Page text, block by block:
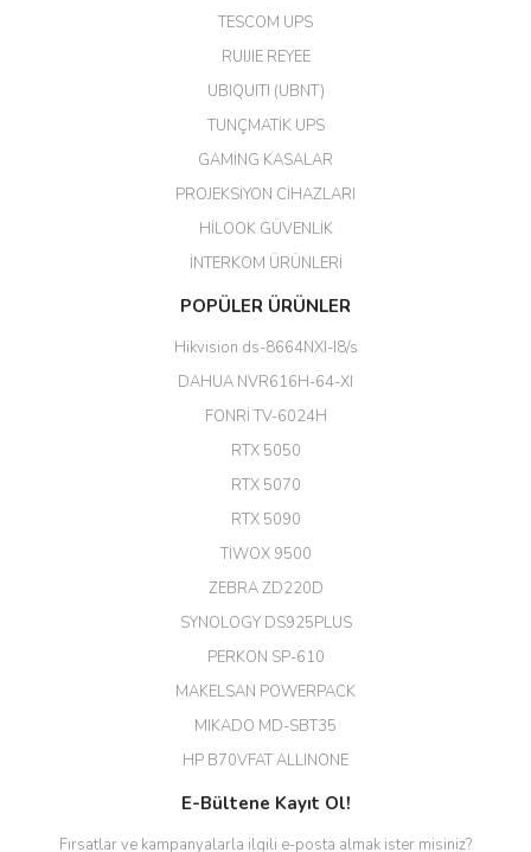
Her şey için teşekkür ederim çok
Erdal Cingöz | 07/02/2026
Başarılı. Bu vasıfta bir ürünü bu
kadar uygun fiyata bulabilmek
büyük şans. Güvenliticaret
(HIKVISION DS-3E0326P-E/M(B)
EROL ÇAKMAK | 26/12/2025
Diğer yorumları göster
TESCOM UPS
RUIJIE REYEE
UBIQUITI (UBNT)
TUNÇMATİK UPS
GAMİNG KASALAR
PROJEKSİYON CİHAZLARI
HİLOOK GÜVENLİK
İNTERKOM ÜRÜNLERİ
POPÜLER ÜRÜNLER
Hikvision ds-8664NXI-I8/s
DAHUA NVR616H-64-XI
FONRİ TV-6024H
RTX 5050
RTX 5070
RTX 5090
TİWOX 9500
ZEBRA ZD220D
SYNOLOGY DS925PLUS
PERKON SP-610
MAKELSAN POWERPACK
MIKADO MD-SBT35
HP B70VFAT ALLINONE
E-Bültene Kayıt Ol!
Fırsatlar ve kampanyalarla ilgili e-posta almak ister misiniz?